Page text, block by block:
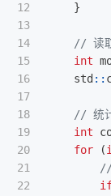
12
13
14
15
16
17
18
19
20
21
22
}
// 读
int
std ::
// 统
int
for
(
//